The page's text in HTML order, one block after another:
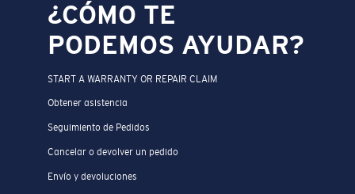
¿CÓMO TE
PODEMOS AYUDAR?
START A WARRANTY OR REPAIR CLAIM
Obtener asistencia
Seguimiento de Pedidos
Cancelar o devolver un pedido
Envío y devoluciones